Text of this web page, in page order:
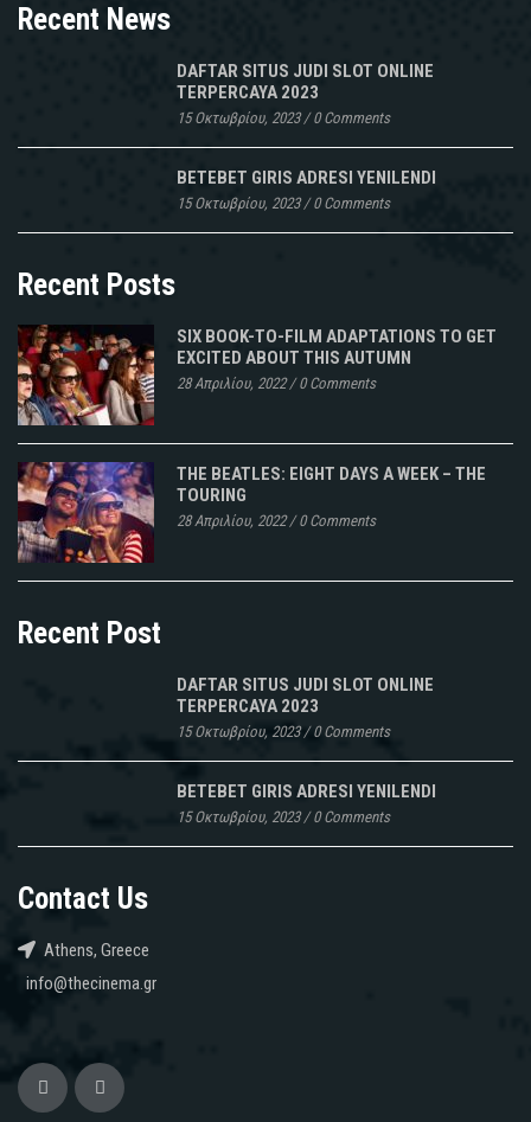
Recent News
DAFTAR SITUS JUDI SLOT ONLINE
TERPERCAYA 2023
15 Οκτωβρίου, 2023/0 Comments
BETEBET GIRIS ADRESI YENILENDI
15 Οκτωβρίου, 2023/0 Comments
Recent Posts
SIX BOOK-TO-FILM ADAPTATIONS TO GET
EXCITED ABOUT THIS AUTUMN
28 Απριλίου, 2022/0 Comments
THE BEATLES: EIGHT DAYS A WEEK – THE
TOURING
28 Απριλίου, 2022/0 Comments
Recent Post
DAFTAR SITUS JUDI SLOT ONLINE
TERPERCAYA 2023
15 Οκτωβρίου, 2023/0 Comments
BETEBET GIRIS ADRESI YENILENDI
15 Οκτωβρίου, 2023/0 Comments
Contact Us
Athens, Greece
info@thecinema.gr